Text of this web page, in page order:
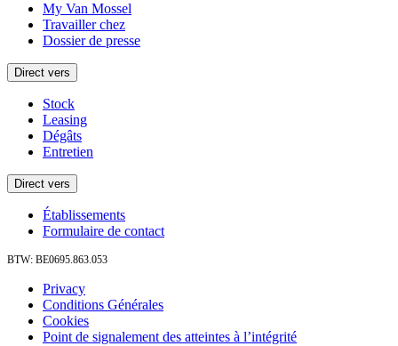
My Van Mossel
Travailler chez
Dossier de presse
Direct vers
Stock
Leasing
Dégâts
Entretien
Direct vers
Établissements
Formulaire de contact
BTW: BE0695.863.053
Privacy
Conditions Générales
Cookies
Point de signalement des atteintes à l’intégrité